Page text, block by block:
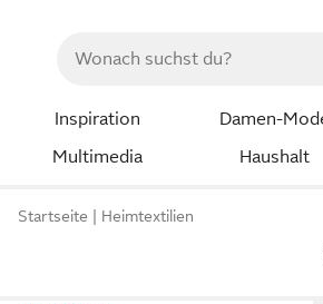
Inspiration Damen-
Multimedia
Haushalt
Startseite Heimtextilien